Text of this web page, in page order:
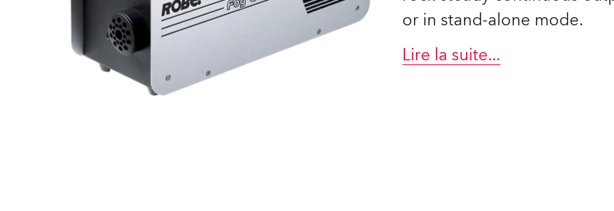
Robe Maritime
or in stand-alone mode.
Lire la suite...